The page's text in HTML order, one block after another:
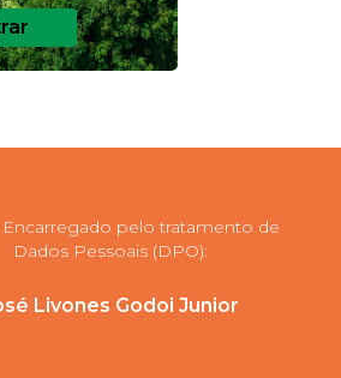
pelo tratamento de
Dados Pessoais (DPO):
Livones Godoi Junior